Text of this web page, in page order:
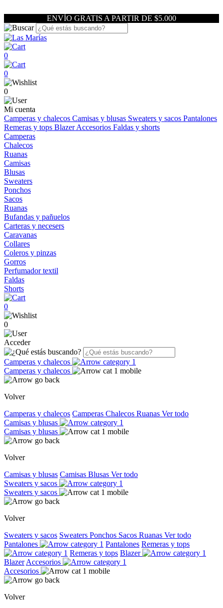
ENVÍO GRATIS A PARTIR DE $5.000
0
0
0
Mi cuenta
Camperas y chalecos Camisas y blusas Sweaters y sacos Pantalones
Remeras y tops BlazerAccesorios Faldas y shorts
Camperas
Chalecos
Ruanas
Camisas
Blusas
Sweaters
Ponchos
Sacos
Ruanas
Bufandas y pañuelos
Carteras y necesers
Caravanas
Collares
Coleros y pinzas
Gorros
Perfumador textil
Faldas
Shorts
0
0
Acceder
Camperas y chalecos
Camperas y chalecos
Volver
Camperas y chalecos Camperas Chalecos Ruanas Ver todo
Camisas y blusas
Camisas y blusas
Volver
Camisas y blusas Camisas Blusas Ver todo
Sweaters y sacos
Sweaters y sacos
Volver
Sweaters y sacos Sweaters Ponchos Sacos Ruanas Ver todo
Pantalones
Pantalones Remeras y tops
Remeras y tops Blazer
Blazer Accesorios
Accesorios
Volver